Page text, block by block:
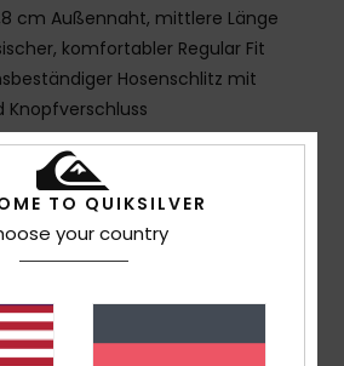
cm Außennaht, mittlere Länge
komfortabler Regular Fit
Hosenschlitz mit
Knopfverschluss
Eingrifftaschen
hinten
92 % Recycelter Polyester, 8 %
TO QUIKSILVER
your country